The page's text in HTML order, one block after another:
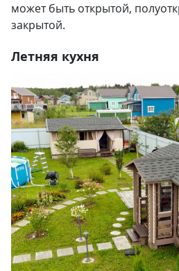
может быть открытой,
закрытой.
Летняя кухня